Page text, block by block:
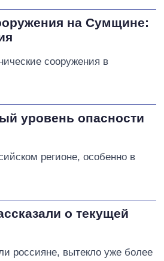
на Сумщине:
сооружения в
уровень опасности
регионе, особенно в
о текущей
россияне, вытекло уже более